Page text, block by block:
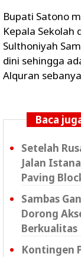
Bupati Satono
Kepala Sekolah
Sulthoniyah
dini sehingga
Alquran
Baca
Setelah
Jalan
Paving
Sambas
Dorong
Berkualitas
Kontingen